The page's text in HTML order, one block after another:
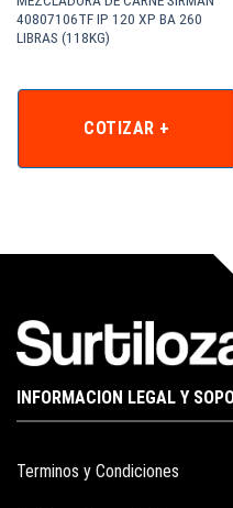
40807106TF IP 120 XP BA 260
LIBRAS (118KG)
COTIZAR +
INFORMACION LEGAL Y
Terminos y Condiciones